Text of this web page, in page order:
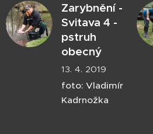
Zarybnění -
Svitava 4 -
pstruh
obecný
13. 4. 2019
foto: Vladimír
Kadrnožka